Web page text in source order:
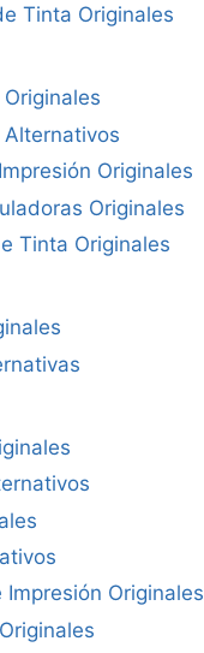
Tinta Originales
Alternativos
Originales
Originales
Tinta Originales
Originales